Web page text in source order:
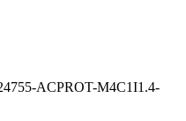
ACPROT-M4C1I1.4-